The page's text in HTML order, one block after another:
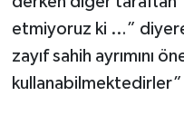
etmiyoruz ki …”
zayıf sahih ayrımını